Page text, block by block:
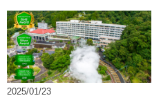
2025/01/23